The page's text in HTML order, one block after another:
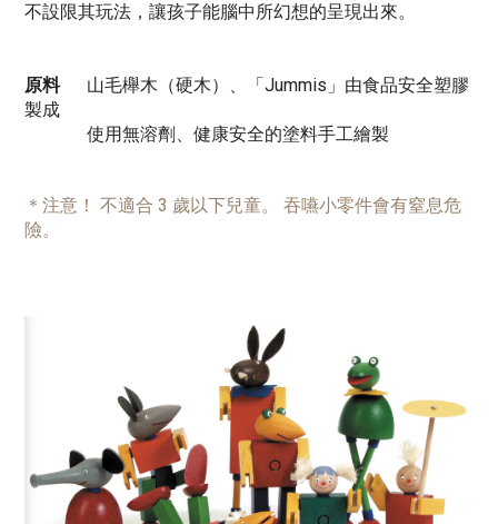
不設限其玩法，讓孩子能腦中所幻想的呈現出來。
原料山毛櫸木（硬木）、「Jummis」由食品安全塑膠
製成
使用無溶劑、健康安全的塗料手工繪製
＊注意！ 不適合 3 歲以下兒童。 吞嚥小零件會有窒息危
險。